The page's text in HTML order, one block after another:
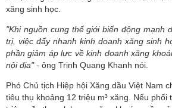
xăng sinh học.
"Khi nguồn cung thế giới biến động mạnh
trị, việc đẩy nhanh kinh doanh xăng sinh
phần giảm áp lực về kinh doanh xăng
nội địa"- ông Trịnh Quang Khanh nói.
Phó Chủ tịch Hiệp hội Xăng dầu Việt Nam
tiêu thụ khoảng 12 triệu m³ xăng. Nếu phối